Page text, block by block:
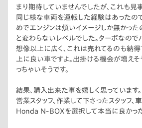
まり期待していませんでしたが、これも見
同じ様な車両を運転した経験はあったの
めでエンジンは煩いイメージしか無かった
と変わらないレベルでした。ターボなので
想像以上に広く、これは売れてるのも納得
上に良い車ですよ。出掛ける機会が増えそ
っちゃいそうです。
結果、購入出来た事を嬉しく思っています。
営業スタッフ、作業して下さったスタッフ、
Honda N-BOXを選択して本当に良かった